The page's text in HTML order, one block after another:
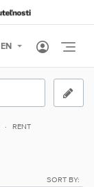
RENT
SORT BY: